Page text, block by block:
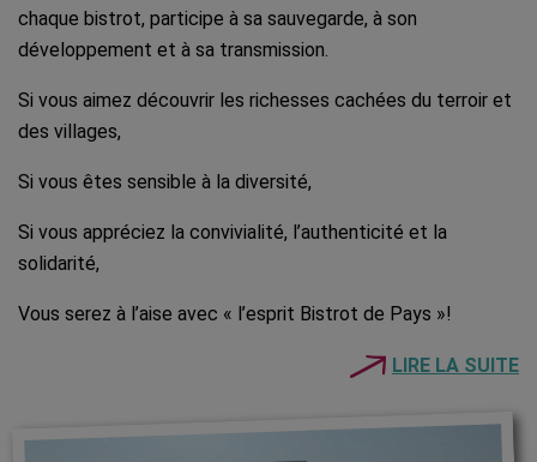
chaque bistrot, participe à sa sauvegarde, à son
développement et à sa transmission.
Si vous aimez découvrir les richesses cachées du terroir et
des villages,
Si vous êtes sensible à la diversité,
Si vous appréciez la convivialité, l’authenticité et la
solidarité,
Vous serez à l’aise avec « l’esprit Bistrot de Pays »!
LIRE LA SUITE